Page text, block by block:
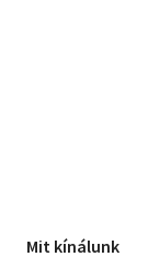
Mit kínálunk